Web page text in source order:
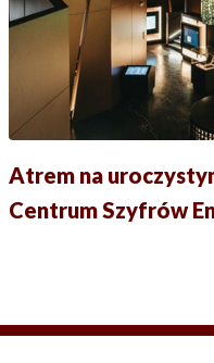
Atrem na
Centrum Szyfrów